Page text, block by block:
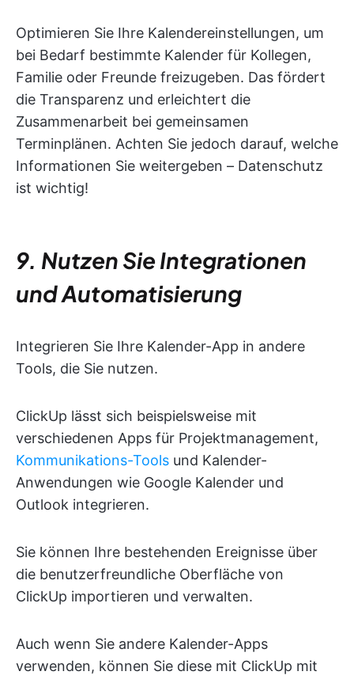
Optimieren Sie Ihre Kalendereinstellungen, um
bei Bedarf bestimmte Kalender für Kollegen,
Familie oder Freunde freizugeben. Das fördert
die Transparenz und erleichtert die
Zusammenarbeit bei gemeinsamen
Terminplänen. Achten Sie jedoch darauf, welche
Informationen Sie weitergeben – Datenschutz
ist wichtig!
9. Nutzen Sie Integrationen
und Automatisierung
Integrieren Sie Ihre Kalender-App in andere
Tools, die Sie nutzen.
ClickUp lässt sich beispielsweise mit
verschiedenen Apps für Projektmanagement,
Kommunikations-Tools und Kalender-
Anwendungen wie Google Kalender und
Outlook integrieren.
Sie können Ihre bestehenden Ereignisse über
die benutzerfreundliche Oberfläche von
ClickUp importieren und verwalten.
Auch wenn Sie andere Kalender-Apps
verwenden, können Sie diese mit ClickUp mit